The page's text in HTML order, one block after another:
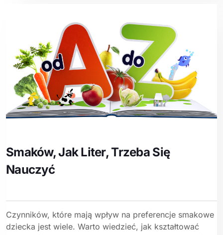
Smaków, Jak Liter, Trzeba Się
Nauczyć
Czynników, które mają wpływ na preferencje smakowe
dziecka jest wiele. Warto wiedzieć, jak kształtować